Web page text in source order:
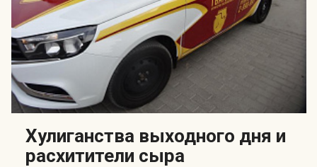
Хулиганства выходного дня и
расхитители сыра